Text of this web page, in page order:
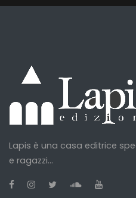
Lapis è una casa editrice
e ragazzi...